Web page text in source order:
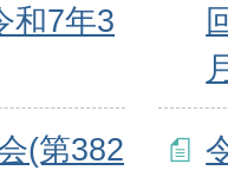
和7年3
(第382